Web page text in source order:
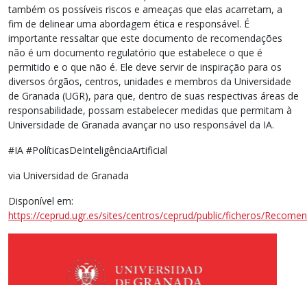
também os possíveis riscos e ameaças que elas acarretam, a
fim de delinear uma abordagem ética e responsável. É
importante ressaltar que este documento de recomendações
não é um documento regulatório que estabelece o que é
permitido e o que não é. Ele deve servir de inspiração para os
diversos órgãos, centros, unidades e membros da Universidade
de Granada (UGR), para que, dentro de suas respectivas áreas de
responsabilidade, possam estabelecer medidas que permitam à
Universidade de Granada avançar no uso responsável da IA.
#IA #PolíticasDeInteligênciaArtificial
via Universidad de Granada
Disponível em:
https://ceprud.ugr.es/sites/centros/ceprud/public/ficheros/